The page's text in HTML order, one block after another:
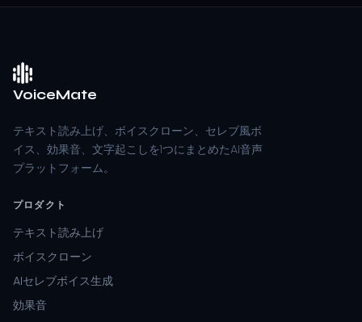
VoiceMate
テキスト読み上げ、ボイスクローン、セレブ風ボ
イス、効果音、文字起こしを1つにまとめたAI音声
プラットフォーム。
プロダクト
テキスト読み上げ
ボイスクローン
AIセレブボイス生成
効果音